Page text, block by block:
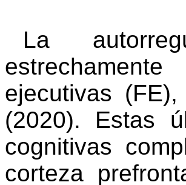
La
ejecutivas
(2020). Estas
cognitivas
corteza